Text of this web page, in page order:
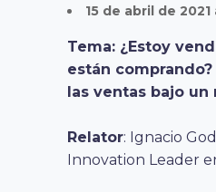
15 de abril de 2021
Tema: ¿Estoy
están
las ventas bajo un
Relator: Ignacio
Innovation Leader